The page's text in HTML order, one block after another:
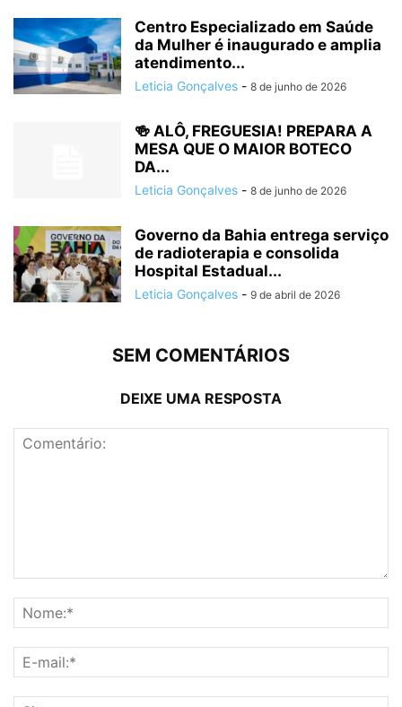
Centro Especializado em Saúde
da Mulher é inaugurado e amplia
atendimento...
Leticia Gonçalves - 8 de junho de 2026
🍻 ALÔ, FREGUESIA! PREPARA A
MESA QUE O MAIOR BOTECO
DA...
Leticia Gonçalves - 8 de junho de 2026
Governo da Bahia entrega serviço
de radioterapia e consolida
Hospital Estadual...
Leticia Gonçalves - 9 de abril de 2026
SEM COMENTÁRIOS
DEIXE UMA RESPOSTA